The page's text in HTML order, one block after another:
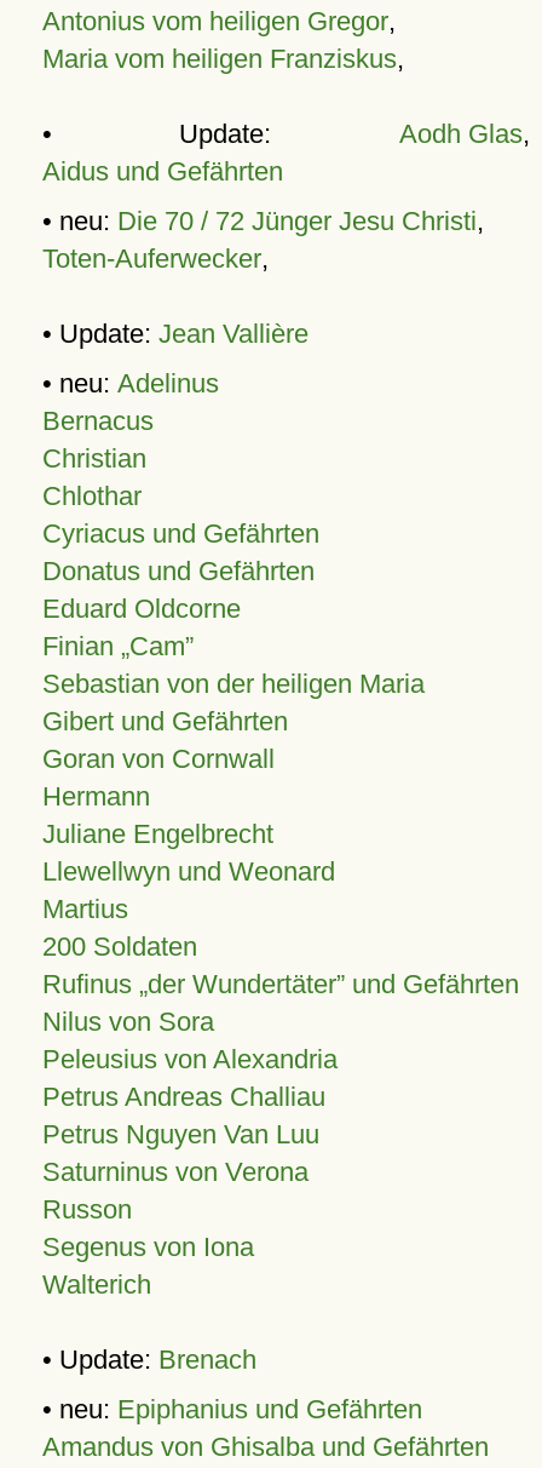
Antonius vom heiligen Gregor,
Maria vom heiligen Franziskus,
• Update: Aodh Glas,
Aidus und Gefährten
• neu: Die 70 / 72 Jünger Jesu Christi,
Toten-Auferwecker,
• Update: Jean Vallière
• neu: Adelinus
Bernacus
Christian
Chlothar
Cyriacus und Gefährten
Donatus und Gefährten
Eduard Oldcorne
Finian Cam
Sebastian von der heiligen Maria
Gibert und Gefährten
Goran von Cornwall
Hermann
Juliane Engelbrecht
Llewellwyn und Weonard
Martius
200 Soldaten
Rufinus „der Wundertäter” und Gefährten
Nilus von Sora
Peleusius von Alexandria
Petrus Andreas Challiau
Petrus Nguyen Van Luu
Saturninus von Verona
Russon
Segenus von Iona
Walterich
• Update: Brenach
• neu: Epiphanius und Gefährten
Amandus von Ghisalba und Gefährten